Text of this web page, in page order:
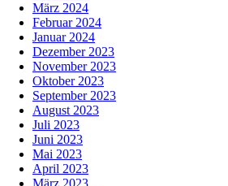
März 2024
Februar 2024
Januar 2024
Dezember 2023
November 2023
Oktober 2023
September 2023
August 2023
Juli 2023
Juni 2023
Mai 2023
April 2023